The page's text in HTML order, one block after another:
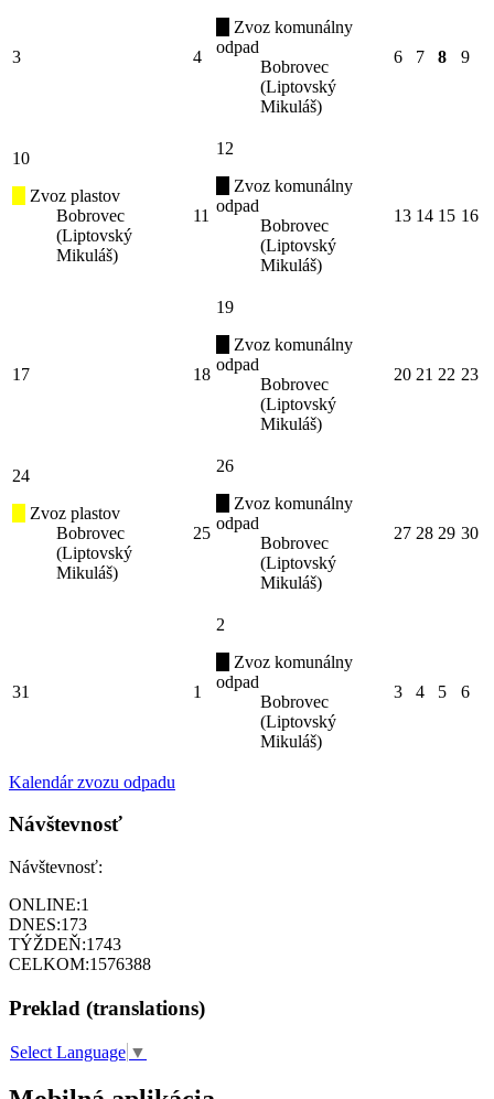
3 4
Zvoz komunálny
odpad
Bobrovec
(Liptovský
Mikuláš)
6 7 8 9
10
Zvoz plastov
Bobrovec
(Liptovský
Mikuláš)
11
12
Zvoz komunálny
odpad
Bobrovec
(Liptovský
Mikuláš)
13 14 15 16
17 18
19
Zvoz komunálny
odpad
Bobrovec
(Liptovský
Mikuláš)
20 21 22 23
24
Zvoz plastov
Bobrovec
(Liptovský
Mikuláš)
25
26
Zvoz komunálny
odpad
Bobrovec
(Liptovský
Mikuláš)
27 28 29 30
31 1
2
Zvoz komunálny
odpad
Bobrovec
(Liptovský
Mikuláš)
3 4 5 6
Kalendár zvozu odpadu
Návštevnosť
Návštevnosť:
ONLINE:1
DNES:173
TÝŽDEŇ:1743
CELKOM:1576388
Preklad (translations)
Select Language ▼